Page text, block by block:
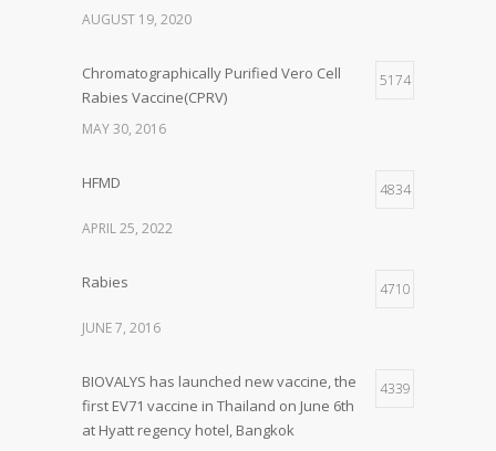
AUGUST 19, 2020
Chromatographically Purified Vero Cell
Rabies Vaccine(CPRV)
5174
MAY 30, 2016
HFMD 4834
APRIL 25, 2022
Rabies 4710
JUNE 7, 2016
BIOVALYS has launched new vaccine, the
first EV71 vaccine in Thailand on June 6th
at Hyatt regency hotel, Bangkok
4339